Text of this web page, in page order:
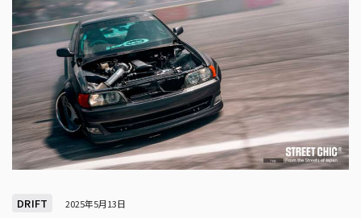
DRIFT 2025年5月13日